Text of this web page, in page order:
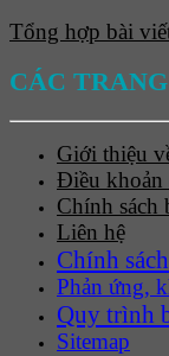
Tổng hợp bài
CÁC
Giới thiệu
Điều khoản
Chính sách
Liên hệ
Chính
Phản ứng,
Quy trình
Sitemap